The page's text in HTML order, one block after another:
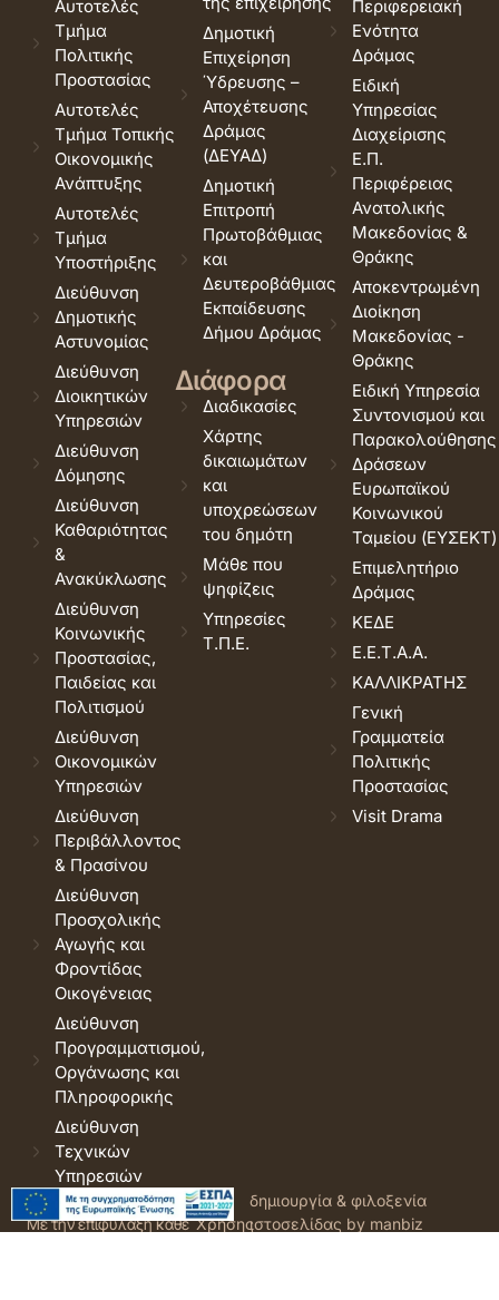
Αυτοτελές
Τμήμα
Πολιτικής
Προστασίας
Αυτοτελές
Τμήμα Τοπικής
Οικονομικής
Ανάπτυξης
Αυτοτελές
Τμήμα
Υποστήριξης
Διεύθυνση
Δημοτικής
Αστυνομίας
Διεύθυνση
Διοικητικών
Υπηρεσιών
Διεύθυνση
Δόμησης
Διεύθυνση
Καθαριότητας
&
Ανακύκλωσης
Διεύθυνση
Κοινωνικής
Προστασίας,
Παιδείας και
Πολιτισμού
Διεύθυνση
Οικονομικών
Υπηρεσιών
Διεύθυνση
Περιβάλλοντος
& Πρασίνου
Διεύθυνση
Προσχολικής
Αγωγής και
Φροντίδας
Οικογένειας
Διεύθυνση
Προγραμματισμού,
Οργάνωσης και
Πληροφορικής
Διεύθυνση
Τεχνικών
Υπηρεσιών
Δημοτική
Επιχείρηση
Ύδρευσης –
Αποχέτευσης
Δράμας
(ΔΕΥΑΔ)
Δημοτική
Επιτροπή
Πρωτοβάθμιας
και
Δευτεροβάθμιας
Εκπαίδευσης
Δήμου Δράμας
Διάφορα
Διαδικασίες
Χάρτης
δικαιωμάτων
και
υποχρεώσεων
του δημότη
Μάθε που
ψηφίζεις
Υπηρεσίες
Τ.Π.Ε.
Περιφερειακή
Ενότητα
Δράμας
Ειδική
Υπηρεσίας
Διαχείρισης
Ε.Π.
Περιφέρειας
Ανατολικής
Μακεδονίας &
Θράκης
Αποκεντρωμένη
Διοίκηση
Μακεδονίας -
Θράκης
Ειδική Υπηρεσία
Συντονισμού και
Παρακολούθησης
Δράσεων
Ευρωπαϊκού
Κοινωνικού
Ταμείου (ΕΥΣΕΚΤ)
Επιμελητήριο
Δράμας
ΚΕΔΕ
Ε.Ε.Τ.Α.Α.
ΚΑΛΛΙΚΡΑΤΗΣ
Γενική
Γραμματεία
Πολιτικής
Προστασίας
Visit Drama
© 2026 Δήμος Δράμας.
Με την επιφύλαξη κάθε
Όροι
Χρήσης
δημιουργία & φιλοξενία
ιστοσελίδας by manbiz